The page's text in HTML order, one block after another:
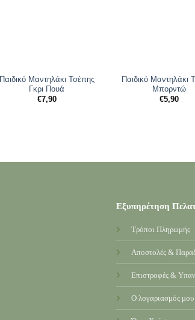
Παιδικό Μαντηλάκι Τσέπης
Γκρι Πουά
€7,90
Παιδικό Μαντηλάκι
Μπορντώ
€5,90
Εξυπηρέτηση
Τρόποι Πληρωμής
Αποστολές &
Επιστροφές &
Ο λογαριασμός μου